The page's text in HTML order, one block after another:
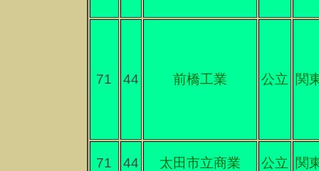
71 44 前橋工業 公立 関
71 44 太田市立商業 公立 関